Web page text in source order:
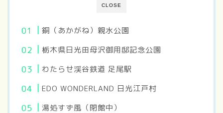
CLOSE
銅（あかがね）親水公園
栃木県日光田母沢御用邸記念公園
わたらせ渓谷鉄道 足尾駅
EDO WONDERLAND 日光江戸村
湯処すず風（閉館中）